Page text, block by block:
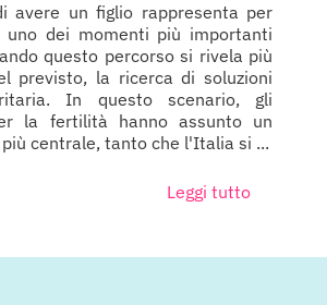
avere un figlio rappresenta per
uno dei momenti più importanti
questo percorso si rivela più
previsto, la ricerca di soluzioni
In questo scenario, gli
la fertilità hanno assunto un
centrale, tanto che l'Italia si ...
Leggi tutto